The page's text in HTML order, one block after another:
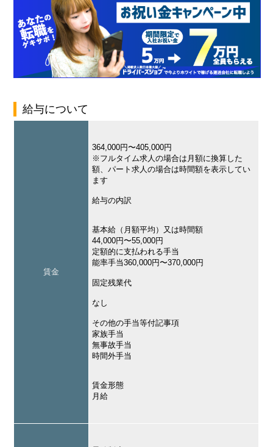
給与について
賃金
364,000円〜405,000円
※フルタイム求人の場合は月額に換算した
額、パート求人の場合は時間額を表示してい
ます
給与の内訳
基本給（月額平均）又は時間額
44,000円〜55,000円
定額的に支払われる手当
能率手当360,000円〜370,000円
固定残業代
なし
その他の手当等付記事項
家族手当
無事故手当
時間外手当
賃金形態
月給